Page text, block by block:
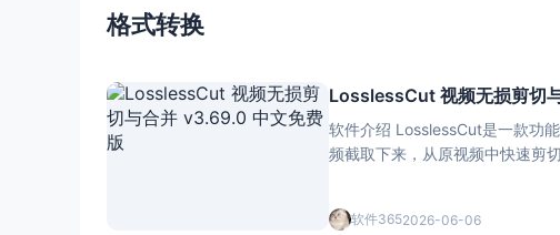
格式转换
LosslessCut 视频无损剪切
软件介绍 LosslessCut是一款功
频截取下来，从原视频中快速剪
软件3652026-06-06